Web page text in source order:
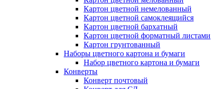
Картон цветной немелованный
Картон цветной самоклеящийся
Картон цветной бархатный
Картон цветной форматный листами
Картон грунтованный
Наборы цветного картона и бумаги
Набор цветного картона и бумаги
Конверты
Конверт почтовый